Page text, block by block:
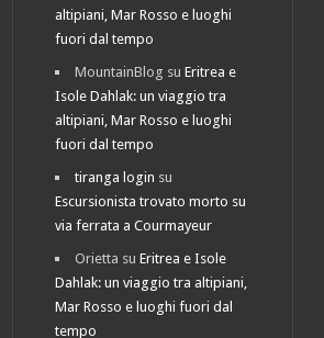
altipiani, Mar Rosso e luoghi
fuori dal tempo
MountainBlog suEritrea e
Isole Dahlak: un viaggio tra
altipiani, Mar Rosso e luoghi
fuori dal tempo
tiranga login su
Escursionista trovato morto su
via ferrata a Courmayeur
Orietta suEritrea e Isole
Dahlak: un viaggio tra altipiani,
Mar Rosso e luoghi fuori dal
tempo